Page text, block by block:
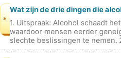
*
Wat zijn de drie dingen die
1. Uitspraak: Alcohol schaadt
waardoor mensen eerder
slechte beslissingen te nemen.
beïnvloedt de coördin